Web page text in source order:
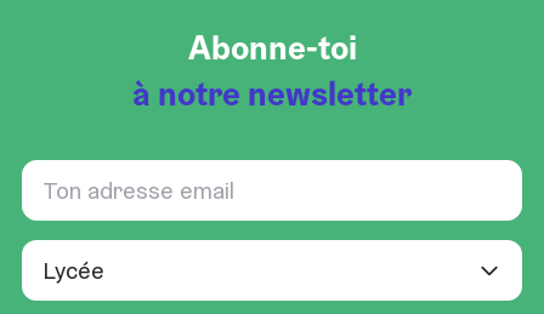
Abonne-toi
à notre newsletter